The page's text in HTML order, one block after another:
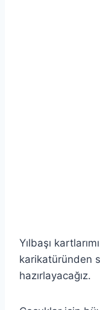
Yılbaşı
karikatüründen
hazırlayacağız.